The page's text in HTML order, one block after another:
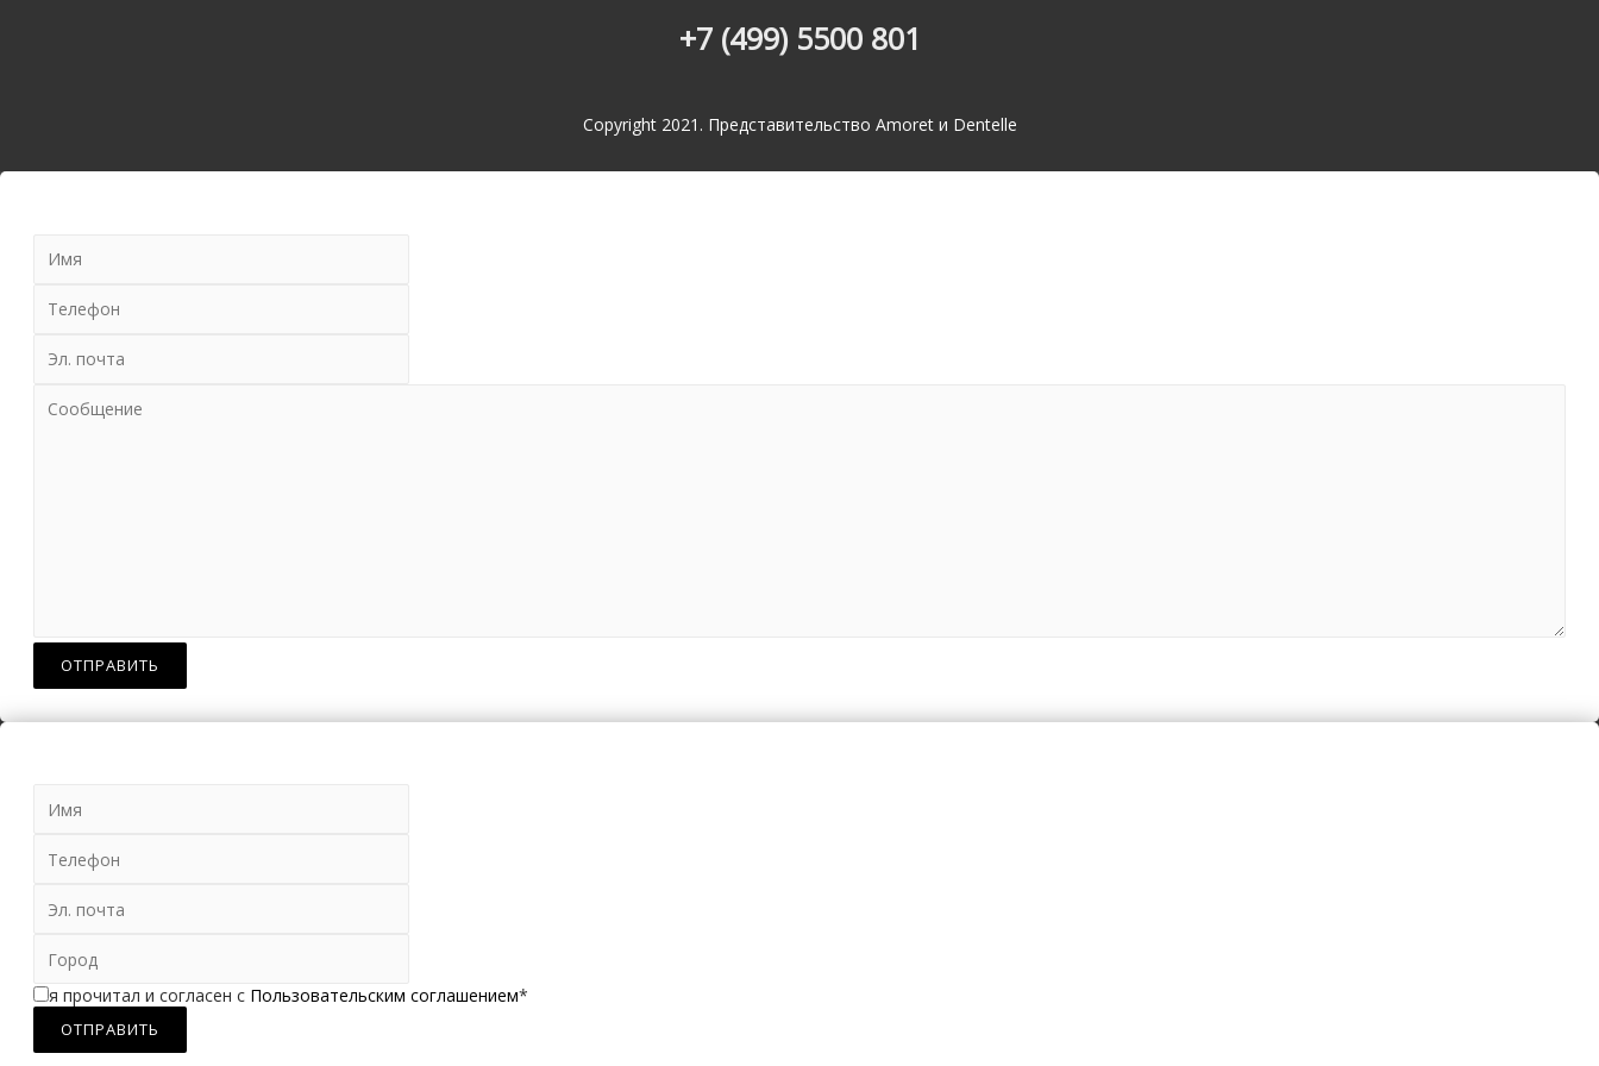
+7 (499) 5500 801
Copyright 2021. Представительство Amoret и Dentelle
я прочитал и согласен с Пользовательским соглашением*